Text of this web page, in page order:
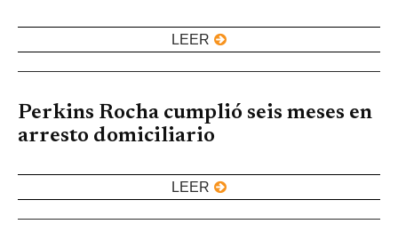
LEER
Perkins Rocha cumplió seis meses en
arresto domiciliario
LEER